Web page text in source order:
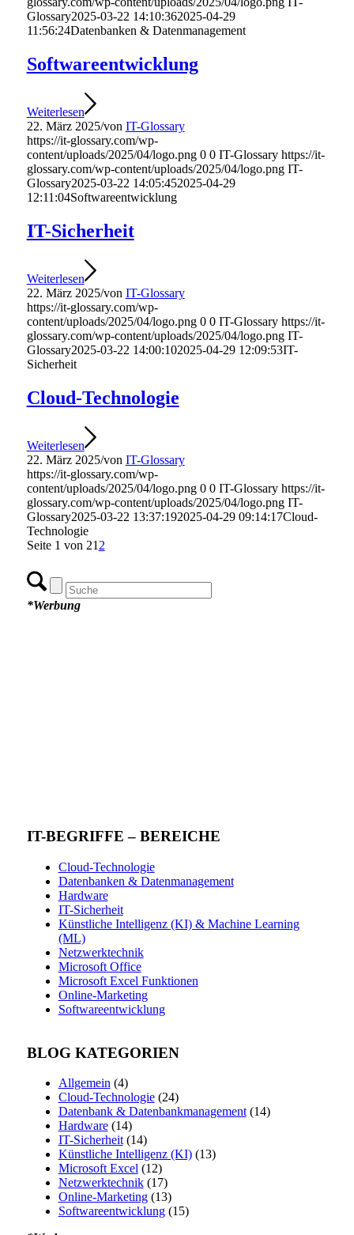
Glossary2025-03-22 14:10:362025-04-29
11:56:24Datenbanken & Datenmanagement
Softwareentwicklung
Weiterlesen
22. März 2025/von IT-Glossary
https://it-glossary.com/wp-
content/uploads/2025/04/logo.png 0 0 IT-Glossary https://it-
glossary.com/wp-content/uploads/2025/04/logo.png IT-
Glossary2025-03-22 14:05:452025-04-29
12:11:04Softwareentwicklung
IT-Sicherheit
Weiterlesen
22. März 2025/von IT-Glossary
https://it-glossary.com/wp-
content/uploads/2025/04/logo.png 0 0 IT-Glossary https://it-
glossary.com/wp-content/uploads/2025/04/logo.png IT-
Glossary2025-03-22 14:00:102025-04-29 12:09:53IT-
Sicherheit
Cloud-Technologie
Weiterlesen
22. März 2025/von IT-Glossary
https://it-glossary.com/wp-
content/uploads/2025/04/logo.png 0 0 IT-Glossary https://it-
glossary.com/wp-content/uploads/2025/04/logo.png IT-
Glossary2025-03-22 13:37:192025-04-29 09:14:17Cloud-
Technologie
Seite 1 von 21 2
*Werbung
IT-BEGRIFFE – BEREICHE
Cloud-Technologie
Datenbanken & Datenmanagement
Hardware
IT-Sicherheit
Künstliche Intelligenz (KI) & Machine Learning
(ML)
Netzwerktechnik
Microsoft Office
Microsoft Excel Funktionen
Online-Marketing
Softwareentwicklung
BLOG KATEGORIEN
Allgemein(4)
Cloud-Technologie(24)
Datenbank & Datenbankmanagement(14)
Hardware(14)
IT-Sicherheit(14)
Künstliche Intelligenz (KI)(13)
Microsoft Excel(12)
Netzwerktechnik(17)
Online-Marketing(13)
Softwareentwicklung(15)